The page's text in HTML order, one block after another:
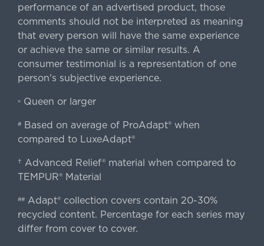
performance of an advertised product, those
comments should not be interpreted as meaning
that every person will have the same experience
or achieve the same or similar results. A
consumer testimonial is a representation of one
person's subjective experience.
«Queen or larger
#Based on average of ProAdapt® when
compared to LuxeAdapt®
† Advanced Relief® material when compared to
TEMPUR® Material
##Adapt® collection covers contain 20-30%
recycled content. Percentage for each series may
differ from cover to cover.